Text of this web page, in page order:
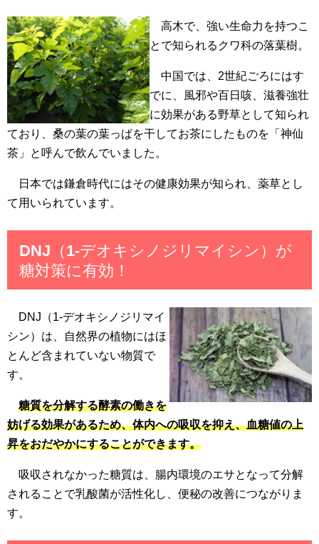
高木で、強い生命力を持つこ
とで知られるクワ科の落葉樹。
中国では、2世紀ごろにはす
でに、風邪や百日咳、滋養強壮
に効果がある野草として知られ
ており、桑の葉の葉っぱを干してお茶にしたものを「神仙
茶」と呼んで飲んでいました。
日本では鎌倉時代にはその健康効果が知られ、薬草とし
て用いられています。
DNJ（1-デオキシノジリマイシン）が
糖対策に有効！
DNJ（1-デオキシノジリマイ
シン）は、自然界の植物にはほ
とんど含まれていない物質で
す。
糖質を分解する酵素の働きを
妨げる効果があるため、体内への吸収を抑え、血糖値の上
昇をおだやかにすることができます。
吸収されなかった糖質は、腸内環境のエサとなって分解
されることで乳酸菌が活性化し、便秘の改善につながりま
す。